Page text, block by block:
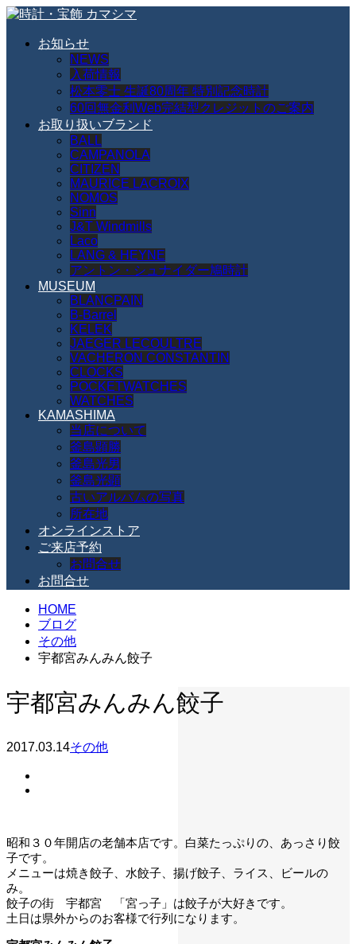
お知らせ
NEWS
入荷情報
松本零士 生誕80周年 特別記念時計
60回無金利Web完結型クレジットのご案内
お取り扱いブランド
BALL
CAMPANOLA
CITIZEN
MAURICE LACROIX
NOMOS
Sinn
J&T Windmills
Laco
LANG & HEYNE
アントン・シュナイダー鳩時計
MUSEUM
BLANCPAIN
B-Barrel
KELEK
JAEGER LECOULTRE
VACHERON CONSTANTIN
CLOCKS
POCKETWATCHES
WATCHES
KAMASHIMA
当店について
釜島顕勝
釜島光男
釜島光顕
古いアルバムの写真
所在地
オンラインストア
ご来店予約
お問合せ
お問合せ
HOME
ブログ
その他
宇都宮みんみん餃子
宇都宮みんみん餃子
2017.03.14その他
昭和３０年開店の老舗本店です。白菜たっぷりの、あっさり餃
子です。
メニューは焼き餃子、水餃子、揚げ餃子、ライス、ビールの
み。
餃子の街 宇都宮 「宮っ子」は餃子が大好きです。
土日は県外からのお客様で行列になります。